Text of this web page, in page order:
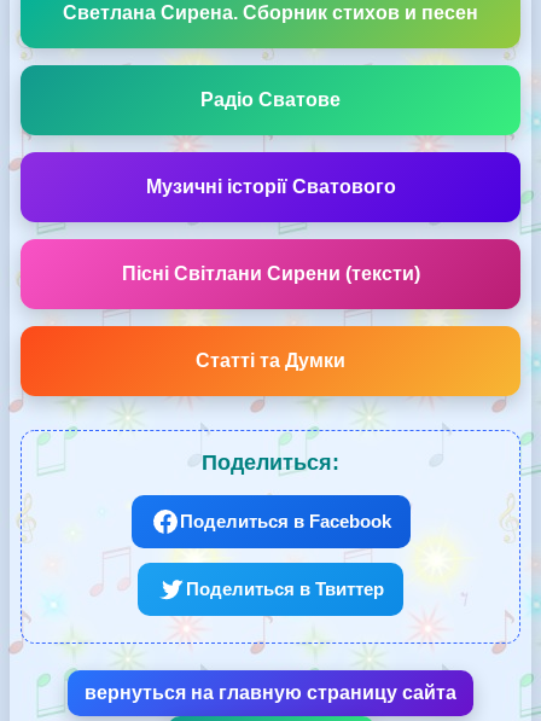
Светлана Сирена. Сборник стихов и песен
Радіо Сватове
Музичні історії Сватового
Пісні Світлани Сирени (тексти)
Статті та Думки
Поделиться:
Поделиться в Facebook
Поделиться в Твиттер
вернуться на главную страницу сайта